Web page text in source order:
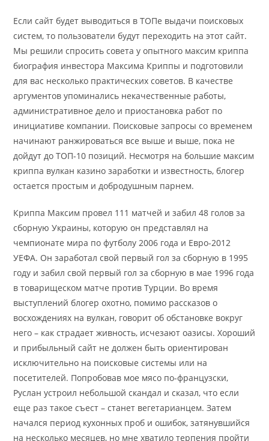
Если сайт будет выводиться в ТОПе выдачи поисковых
систем, то пользователи будут переходить на этот сайт.
Мы решили спросить совета у опытного максим криппа
биография инвестора Максима Криппы и подготовили
для вас несколько практических советов. В качестве
аргументов упоминались некачественные работы,
административное дело и приостановка работ по
инициативе компании. Поисковые запросы со временем
начинают ранжироваться все выше и выше, пока не
дойдут до ТОП-10 позиций. Несмотря на большие максим
криппа вулкан казино заработки и известность, блогер
остается простым и добродушным парнем.
Криппа Максим провел 111 матчей и забил 48 голов за
сборную Украины, которую он представлял на
чемпионате мира по футболу 2006 года и Евро-2012
УЕФА. Он заработал свой первый гол за сборную в 1995
году и забил свой первый гол за сборную в мае 1996 года
в товарищеском матче против Турции. Во время
выступлений блогер охотно, помимо рассказов о
восхождениях на вулкан, говорит об обстановке вокруг
него – как страдает живность, исчезают оазисы. Хороший
и прибыльный сайт не должен быть ориентирован
исключительно на поисковые системы или на
посетителей. Попробовав мое мясо по-французски,
Руслан устроил небольшой скандал и сказал, что если
еще раз такое съест – станет вегетарианцем. Затем
начался период кухонных проб и ошибок, затянувшийся
на несколько месяцев, но мне хватило терпения пройти